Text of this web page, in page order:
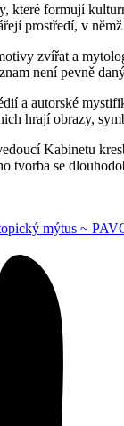
které formují
prostředí, v
zvířat a
není pevně
a autorské
hrají obrazy,
Kabinetu
tvorba se